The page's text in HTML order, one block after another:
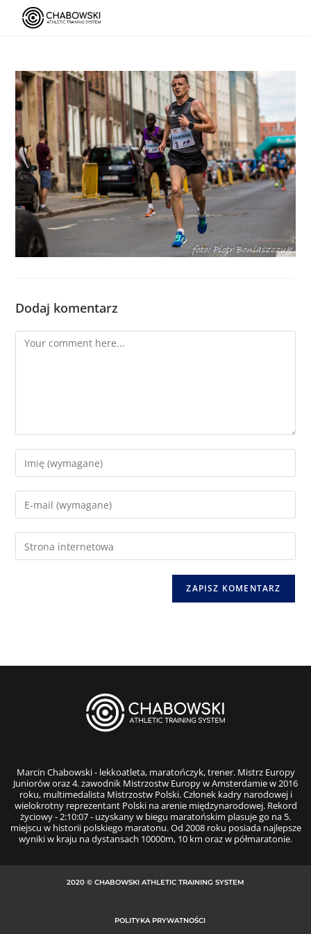
Dodaj komentarz
Marcin Chabowski - lekkoatleta, maratończyk, trener. Mistrz Europy
Juniorów oraz 4. zawodnik Mistrzostw Europy w Amsterdamie w 2016
roku, multimedalista Mistrzostw Polski. Członek kadry narodowej i
wielokrotny reprezentant Polski na arenie międzynarodowej. Rekord
życiowy - 2:10:07 - uzyskany w biegu maratońskim plasuje go na 5.
miejscu w historii polskiego maratonu. Od 2008 roku posiada najlepsze
wyniki w kraju na dystansach 10000m, 10 km oraz w półmaratonie.
2020 © CHABOWSKI ATHLETIC TRAINING SYSTEM
POLITYKA PRYWATNOŚCI